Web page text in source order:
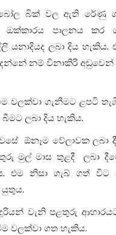
බික් වල ඇති රේණු
පාලනය කර
යනාදියද ලබා දිය හැකිය.
නම් විනාකිරි අඩුවෙන්
වලක්වා ගැනීමට ළපටි
ලබා දිය හැකිය.
ඕනෑම වේලාවක ලබා
මුල් මාස තුළදී ලබා
එම නිසා ගැබ් ගත් විට
වැනි පළතුරු
වලක්වා ගත හැකිය.